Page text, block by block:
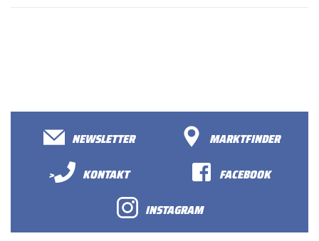
NEWSLETTER
MARKTFINDER
>
KONTAKT
FACEBOOK
INSTAGRAM